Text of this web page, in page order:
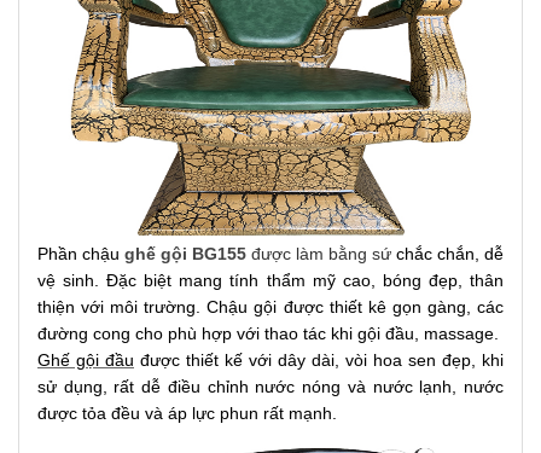
Phần chậu ghế gội BG155 được làm bằng sứ chắc chắn, dễ
vệ sinh. Đặc biệt mang tính thẩm mỹ cao, bóng đẹp, thân
thiện với môi trường. Chậu gội được thiết kê gọn gàng, các
đường cong cho phù hợp với thao tác khi gội đầu, massage.
Ghế gội đầu được thiết kế với dây dài, vòi hoa sen đẹp, khi
sử dụng, rất dễ điều chỉnh nước nóng và nước lạnh, nước
được tỏa đều và áp lực phun rất mạnh.